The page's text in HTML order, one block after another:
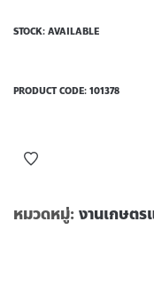
STOCK: AVAILABLE
PRODUCT CODE: 101378
หมวดหมู่: งานเกษตร